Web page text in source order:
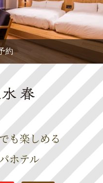
約
も楽しめる
ホテル